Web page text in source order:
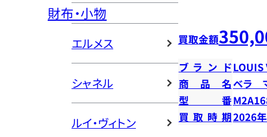
財布・小物
エルメス
シャネル
ルイ・ヴィトン
買取金額
ブランドLOUIS
商品名ベラ
型番
買取時期2026